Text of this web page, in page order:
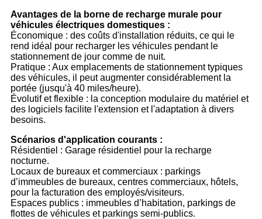
Avantages de la borne de recharge murale pour
véhicules électriques domestiques :
Économique : des coûts d'installation réduits, ce qui le
rend idéal pour recharger les véhicules pendant le
stationnement de jour comme de nuit.
Pratique : Aux emplacements de stationnement typiques
des véhicules, il peut augmenter considérablement la
portée (jusqu'à 40 miles/heure).
Évolutif et flexible : la conception modulaire du matériel et
des logiciels facilite l'extension et l'adaptation à divers
besoins.
Scénarios d'application courants :
Résidentiel : Garage résidentiel pour la recharge
nocturne.
Locaux de bureaux et commerciaux : parkings
d’immeubles de bureaux, centres commerciaux, hôtels,
pour la facturation des employés/visiteurs.
Espaces publics : immeubles d’habitation, parkings de
flottes de véhicules et parkings semi-publics.